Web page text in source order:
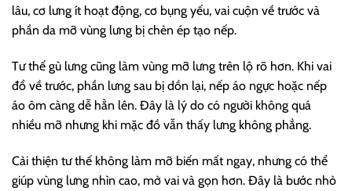
lâu, cơ lưng ít hoạt động, cơ bụng yếu, vai cuộn về trước và
phần da mỡ vùng lưng bị chèn ép tạo nếp.
Tư thế gù lưng cũng làm vùng mỡ lưng trên lộ rõ hơn. Khi vai
đổ về trước, phần lưng sau bị dồn lại, nếp áo ngực hoặc nếp
áo ôm càng dễ hằn lên. Đây là lý do có người không quá
nhiều mỡ nhưng khi mặc đồ vẫn thấy lưng không phẳng.
Cải thiện tư thế không làm mỡ biến mất ngay, nhưng có thể
giúp vùng lưng nhìn cao, mở vai và gọn hơn. Đây là bước nhỏ